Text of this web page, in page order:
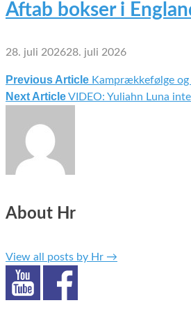
Aftab bokser i
28. juli 202628. juli 2026
Indlægsnavigation
Previous Article Kamprækkefølge
Next ArticleVIDEO: Yuliahn Luna
About Hr
View all posts by Hr →